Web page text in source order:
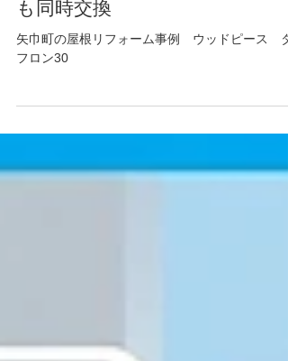
法リフォーム｜雪止め・雨どい
も同時交換